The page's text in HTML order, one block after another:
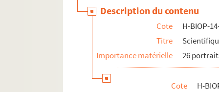
Description du contenu
Cote
H-BIOP-
Titre
Importance matérielle
26
Cote
H-